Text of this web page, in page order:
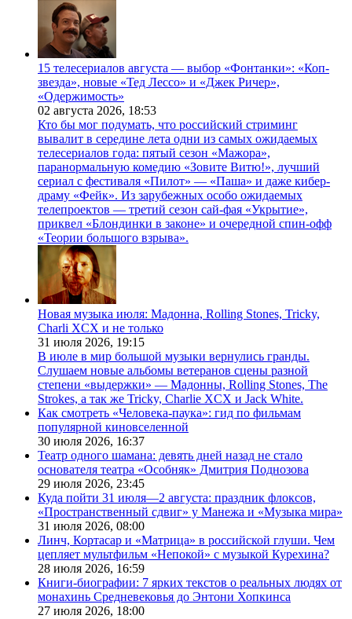
15 телесериалов августа — выбор «Фонтанки»: «Коп-
звезда», новые «Тед Лессо» и «Джек Ричер»,
«Одержимость»
02 августа 2026, 18:53
Кто бы мог подумать, что российский стриминг
вывалит в середине лета одни из самых ожидаемых
телесериалов года: пятый сезон «Мажора»,
паранормальную комедию «Зовите Витю!», лучший
сериал с фестиваля «Пилот» — «Паша» и даже кибер-
драму «Фейк». Из зарубежных особо ожидаемых
телепроектов — третий сезон сай-фая «Укрытие»,
приквел «Блондинки в законе» и очередной спин-офф
«Теории большого взрыва».
Новая музыка июля: Мадонна, Rolling Stones, Tricky,
Charli XCX и не только
31 июля 2026, 19:15
В июле в мир большой музыки вернулись гранды.
Слушаем новые альбомы ветеранов сцены разной
степени «выдержки» — Мадонны, Rolling Stones, The
Strokes, а так же Tricky, Charlie XCX и Jack White.
Как смотреть «Человека-паука»: гид по фильмам
популярной киновселенной
30 июля 2026, 16:37
Театр одного шамана: девять дней назад не стало
основателя театра «Особняк» Дмитрия Поднозова
29 июля 2026, 23:45
Куда пойти 31 июля—2 августа: праздник флоксов,
«Пространственный сдвиг» у Манежа и «Музыка мира»
31 июля 2026, 08:00
Линч, Кортасар и «Матрица» в российской глуши. Чем
цепляет мультфильм «Непокой» с музыкой Курехина?
28 июля 2026, 16:59
Книги-биографии: 7 ярких текстов о реальных людях от
монахинь Средневековья до Энтони Хопкинса
27 июля 2026, 18:00